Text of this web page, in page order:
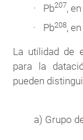
Pb207,
Pb208,
La utilidad de
para la
pueden
a) Grupo